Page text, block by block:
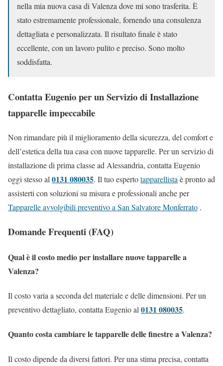
nella mia nuova casa di Valenza dove mi sono trasferita. È
stato estremamente professionale, fornendo una consulenza
dettagliata e personalizzata. Il risultato finale è stato
eccellente, con un lavoro pulito e preciso. Sono molto
soddisfatta.
Contatta Eugenio per un Servizio di Installazione
tapparelle impeccabile
Non rimandare più il miglioramento della sicurezza, del comfort e
dell’estetica della tua casa con nuove tapparelle. Per un servizio di
installazione di prima classe ad Alessandria, contatta Eugenio
oggi stesso al 0131 080035. Il tuo espertotapparellista è pronto ad
assisterti con soluzioni su misura e professionali anche per
Tapparelle avvolgibili preventivo a San Salvatore Monferrato .
Domande Frequenti (FAQ)
Qual è il costo medio per installare nuove tapparelle a
Valenza?
Il costo varia a seconda del materiale e delle dimensioni. Per un
preventivo dettagliato, contatta Eugenio al 0131 080035.
Quanto costa cambiare le tapparelle delle finestre a Valenza?
Il costo dipende da diversi fattori. Per una stima precisa, contatta